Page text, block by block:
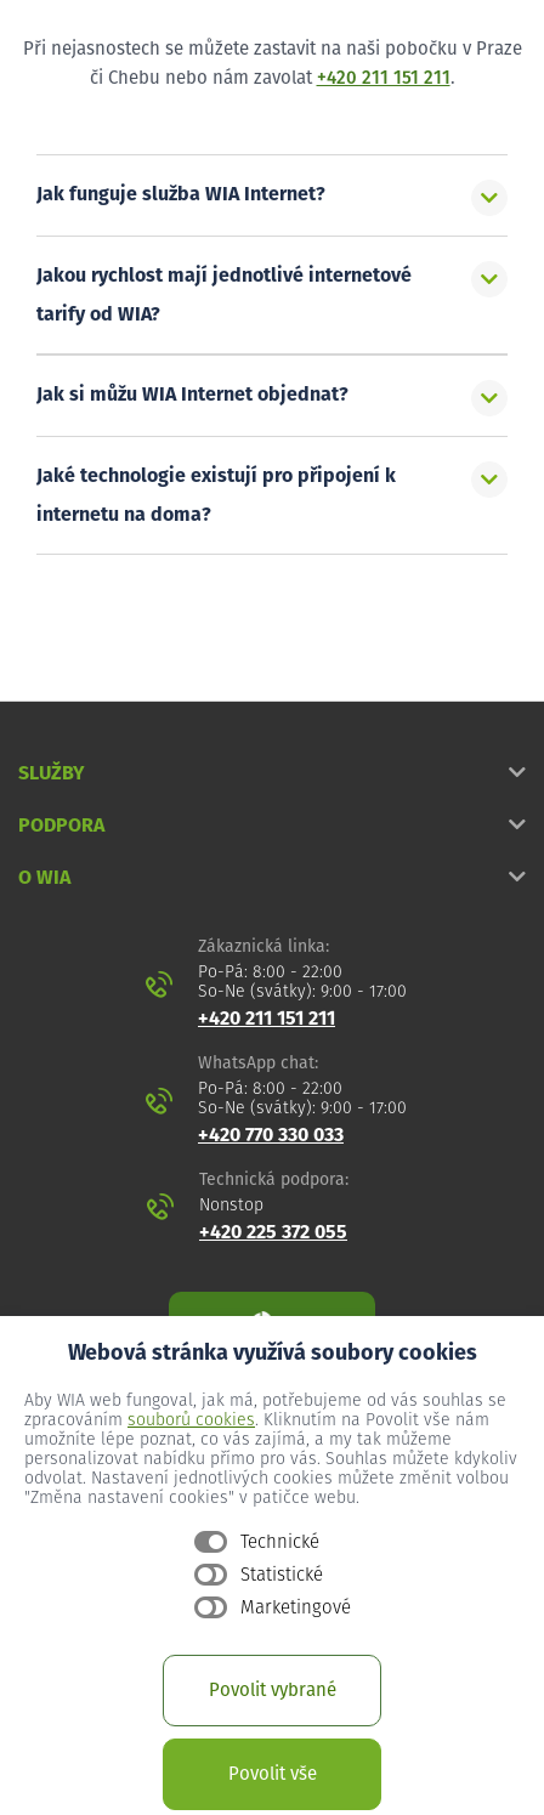
Webová stránka využívá soubory cookies
Aby WIA web fungoval, jak má, potřebujeme od vás souhlas se
zpracováním souborů cookies. Kliknutím na Povolit vše nám
umožníte lépe poznat, co vás zajímá, a my tak můžeme
personalizovat nabídku přímo pro vás. Souhlas můžete kdykoliv
odvolat. Nastavení jednotlivých cookies můžete změnit volbou
"Změna nastavení cookies" v patičce webu.
Technické
Statistické
Marketingové
Povolit vybrané
Povolit vše
Při nejasnostech se můžete zastavit na naši pobočku v Praze
či Chebu nebo nám zavolat +420 211 151 211 .
Jak funguje služba WIA Internet?
Jakou rychlost mají jednotlivé internetové
tarify od WIA?
Jak si můžu WIA Internet objednat?
Jaké technologie existují pro připojení k
internetu na doma?
SLUŽBY
PODPORA
O WIA
Zákaznická linka:
Po-Pá: 8:00 - 22:00
So-Ne (svátky): 9:00 - 17:00
+420 211 151 211
WhatsApp chat:
Po-Pá: 8:00 - 22:00
So-Ne (svátky): 9:00 - 17:00
+420 770 330 033
Technická podpora:
Nonstop
+420 225 372 055
Všeobecné podmínky
Ochrana osobních údajů
Změna nastavení cookies
Provozní podmínky předplacený internet
Provozní podmínky WIA Optika